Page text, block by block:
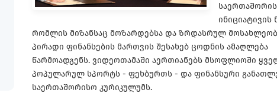
ინიციატივის
რომლის მიზანსაც მოზარდებსა და ზრდასრულ
პირადი ფინანსების მართვის შესახებ ცოდნის ამაღლება
წარმოადგენს. ვიდეოთამაში აერთიანებს მსოფლიოში
პოპულარულ სპორტს - ფეხბურთს - და ფინანსური
საერთაშორისო კურიკულუმს.